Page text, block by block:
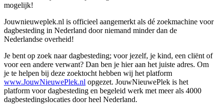
mogelijk!
Jouwnieuweplek.nl is officieel aangemerkt als dé zoekmachine voor
dagbesteding in Nederland door niemand minder dan de
Nederlandse overheid!
Je bent op zoek naar dagbesteding; voor jezelf, je kind, een cliënt of
voor een andere verwant? Dan ben je hier aan het juiste adres. Om
je te helpen bij deze zoektocht hebben wij het platform
www.JouwNieuwePlek.nl opgezet. JouwNieuwePlek is het
platform voor dagbesteding en begeleid werk met meer als 4000
dagbestedingslocaties door heel Nederland.